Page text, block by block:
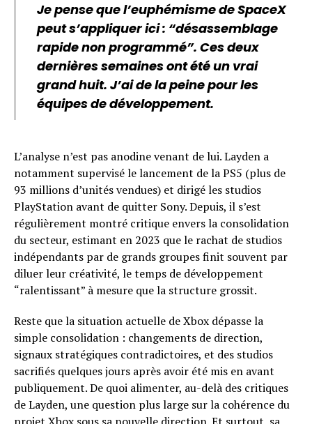
Je pense que l’euphémisme de SpaceX
peut s’appliquer ici : “désassemblage
rapide non programmé”. Ces deux
dernières semaines ont été un vrai
grand huit. J’ai de la peine pour les
équipes de développement.
L’analyse n’est pas anodine venant de lui. Layden a
notamment supervisé le lancement de la PS5 (plus de
93 millions d’unités vendues) et dirigé les studios
PlayStation avant de quitter Sony. Depuis, il s’est
régulièrement montré critique envers la consolidation
du secteur, estimant en 2023 que le rachat de studios
indépendants par de grands groupes finit souvent par
diluer leur créativité, le temps de développement
“ralentissant” à mesure que la structure grossit.
Reste que la situation actuelle de Xbox dépasse la
simple consolidation : changements de direction,
signaux stratégiques contradictoires, et des studios
sacrifiés quelques jours après avoir été mis en avant
publiquement. De quoi alimenter, au-delà des critiques
de Layden, une question plus large sur la cohérence du